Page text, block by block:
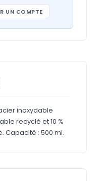
UN COMPTE
inoxydable
recyclé et 10 %
Capacité : 500 ml.